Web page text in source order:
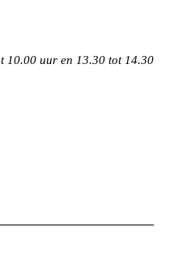
10.00 uur en 13.30 tot 14.30